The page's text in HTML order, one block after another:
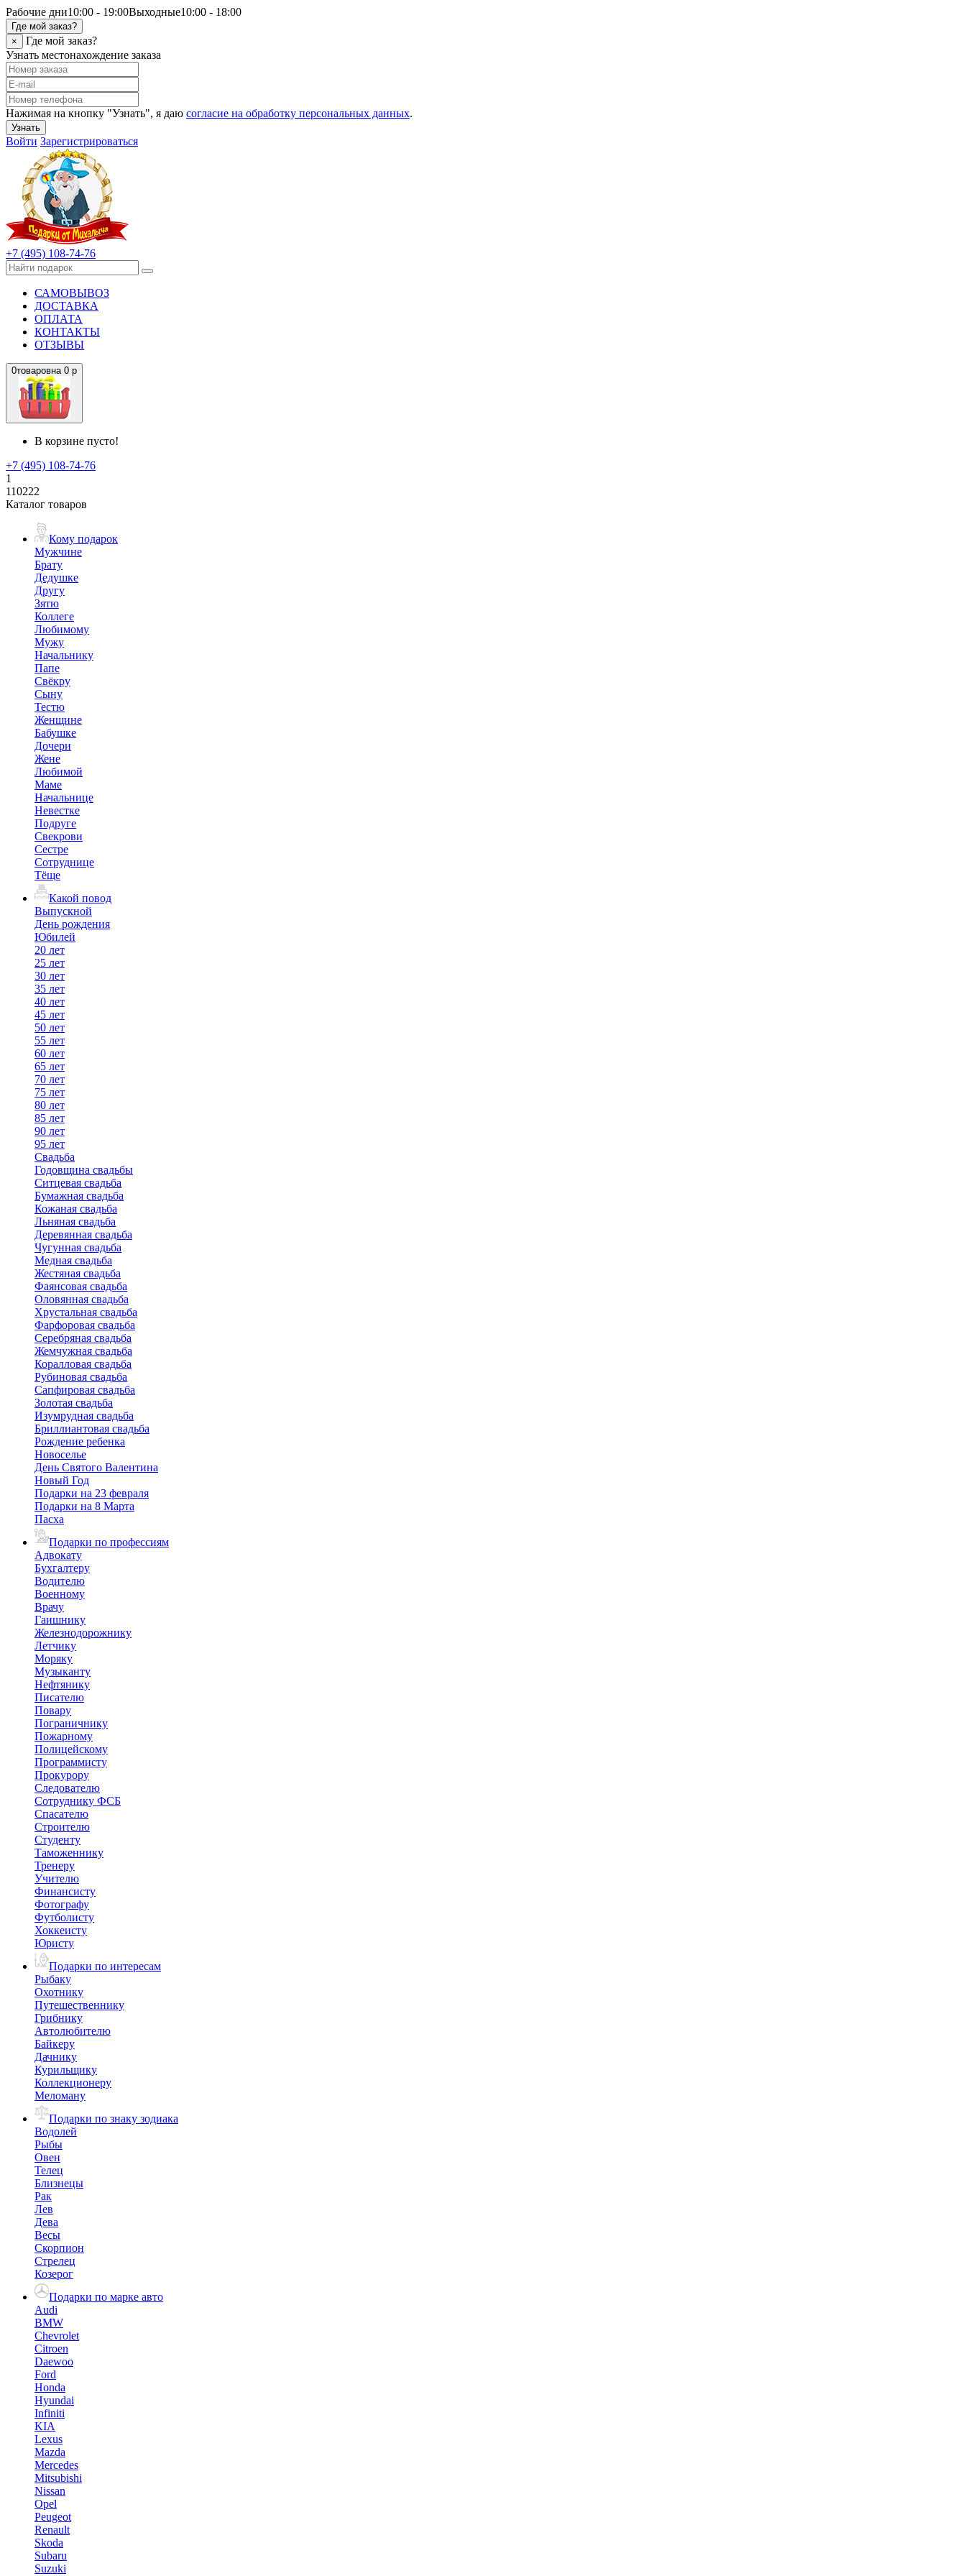
Рабочие дни10:00 - 19:00Выходные10:00 - 18:00
Где мой заказ?
×
Где мой заказ?
Узнать местонахождение заказа
Нажимая на кнопку "Узнать", я даю согласие на обработку персональных данных.
Узнать
Войти Зарегистрироваться
+7 (495) 108-74-76
САМОВЫВОЗ
ДОСТАВКА
ОПЛАТА
КОНТАКТЫ
ОТЗЫВЫ
0товаровна 0 р
В корзине пусто!
+7 (495) 108-74-76
1
110222
Каталог товаров
Кому подарок
Мужчине
Брату
Дедушке
Другу
Зятю
Коллеге
Любимому
Мужу
Начальнику
Папе
Свёкру
Сыну
Тестю
Женщине
Бабушке
Дочери
Жене
Любимой
Маме
Начальнице
Невестке
Подруге
Свекрови
Сестре
Сотруднице
Тёще
Какой повод
Выпускной
День рождения
Юбилей
20 лет
25 лет
30 лет
35 лет
40 лет
45 лет
50 лет
55 лет
60 лет
65 лет
70 лет
75 лет
80 лет
85 лет
90 лет
95 лет
Свадьба
Годовщина свадьбы
Ситцевая свадьба
Бумажная свадьба
Кожаная свадьба
Льняная свадьба
Деревянная свадьба
Чугунная свадьба
Медная свадьба
Жестяная свадьба
Фаянсовая свадьба
Оловянная свадьба
Хрустальная свадьба
Фарфоровая свадьба
Серебряная свадьба
Жемчужная свадьба
Коралловая свадьба
Рубиновая свадьба
Сапфировая свадьба
Золотая свадьба
Изумрудная свадьба
Бриллиантовая свадьба
Рождение ребенка
Новоселье
День Святого Валентина
Новый Год
Подарки на 23 февраля
Подарки на 8 Марта
Пасха
Подарки по профессиям
Адвокату
Бухгалтеру
Водителю
Военному
Врачу
Гаишнику
Железнодорожнику
Летчику
Моряку
Музыканту
Нефтянику
Писателю
Повару
Пограничнику
Пожарному
Полицейскому
Программисту
Прокурору
Следователю
Сотруднику ФСБ
Спасателю
Строителю
Студенту
Таможеннику
Тренеру
Учителю
Финансисту
Фотографу
Футболисту
Хоккеисту
Юристу
Подарки по интересам
Рыбаку
Охотнику
Путешественнику
Грибнику
Автолюбителю
Байкеру
Дачнику
Курильщику
Коллекционеру
Меломану
Подарки по знаку зодиака
Водолей
Рыбы
Овен
Телец
Близнецы
Рак
Лев
Дева
Весы
Скорпион
Стрелец
Козерог
Подарки по марке авто
Audi
BMW
Chevrolet
Citroen
Daewoo
Ford
Honda
Hyundai
Infiniti
KIA
Lexus
Mazda
Mercedes
Mitsubishi
Nissan
Opel
Peugeot
Renault
Skoda
Subaru
Suzuki